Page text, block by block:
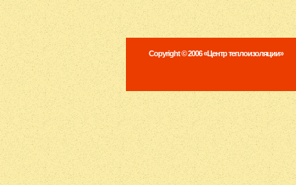
Copyright © 2006 «Центр теплоизоляции»